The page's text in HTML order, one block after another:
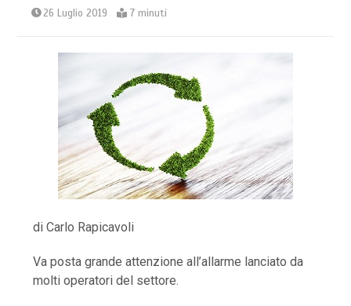
26 Luglio 2019 7 minuti
di Carlo Rapicavoli
Va posta grande attenzione all’allarme lanciato da
molti operatori del settore.